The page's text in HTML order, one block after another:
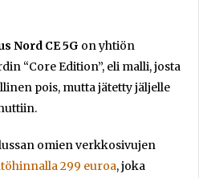
Nord CE 5G on yhtiön
“Core Edition”, eli malli, josta
pois, mutta jätetty jäljelle
omien verkkosivujen
299 euroa, joka